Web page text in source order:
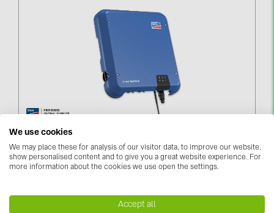
Invertori (105)
Invertoru aksesuāri (84)
Enerģijas uzglabāšana (74)
Instalācijas (87)
SMA Sunny Tripower 6.0 STP6.0-3AV-40 (STP6.0-
3AV-40)
Piesakieties, lai redzētu cenas
We use cookies
We may place these for analysis of our visitor data, to improve our website,
show personalised content and to give you a great website experience. For
more information about the cookies we use open the settings.
Accept all